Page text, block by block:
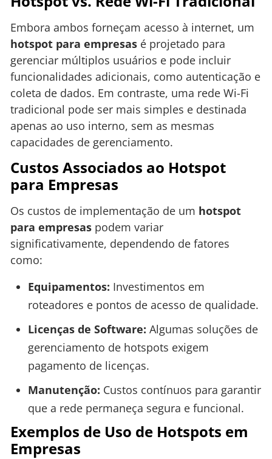
Embora ambos forneçam acesso à internet, um
hotspot para empresas é projetado para
gerenciar múltiplos usuários e pode incluir
funcionalidades adicionais, como autenticação e
coleta de dados. Em contraste, uma rede Wi-Fi
tradicional pode ser mais simples e destinada
apenas ao uso interno, sem as mesmas
capacidades de gerenciamento.
Custos Associados ao Hotspot
para Empresas
Os custos de implementação de um hotspot
para empresas podem variar
significativamente, dependendo de fatores
como:
Equipamentos: Investimentos em
roteadores e pontos de acesso de qualidade.
Licenças de Software: Algumas soluções de
gerenciamento de hotspots exigem
pagamento de licenças.
Manutenção: Custos contínuos para garantir
que a rede permaneça segura e funcional.
Exemplos de Uso de Hotspots em
Empresas